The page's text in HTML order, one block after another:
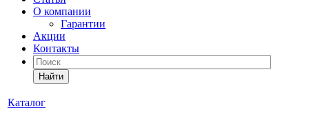
О компании
Гарантии
Акции
Контакты
Найти
Каталог